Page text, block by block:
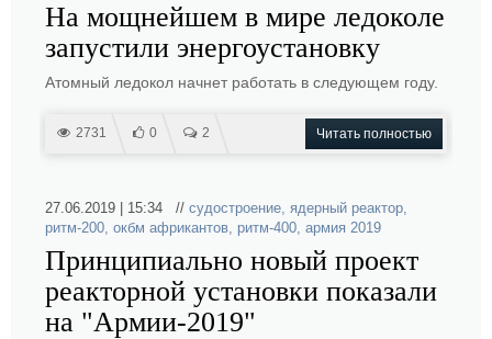
На мощнейшем в мире ледоколе
запустили энергоустановку
Атомный ледокол начнет работать в следующем году.
2731 0 2 Читать полностью
27.06.2019 | 15:34 // судостроение, ядерный реактор,
ритм-200, окбм африкантов, ритм-400, армия 2019
Принципиально новый проект
реакторной установки показали
на "Армии-2019"